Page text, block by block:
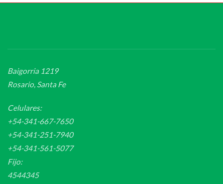
Baigorria 1219
Rosario, Santa Fe
Celulares:
+54-341-667-7650
+54-341-251-7940
+54-341-561-5077
Fijo:
4544345